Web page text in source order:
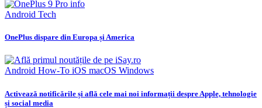
Android Tech
OnePlus dispare din Europa și America
Android How-To iOS macOS Windows
Activează notificările și află cele mai noi informații despre Apple, tehnologie
și social media